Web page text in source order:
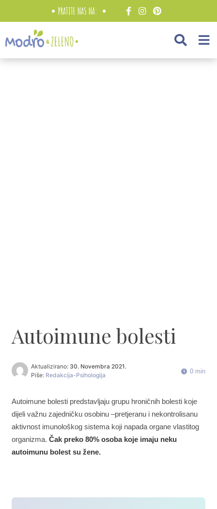
PRATITE NAS NA:
Autoimune bolesti
Aktualizirano: 30. Novembra 2021.
Piše: Redakcija-Psihologija
0 min
Autoimune bolesti predstavljaju grupu hroničnih bolesti koje
dijeli važnu zajedničku osobinu –pretjeranu i nekontrolisanu
aktivnost imunološkog sistema koji napada organe vlastitog
organizma. Čak preko 80% osoba koje imaju neku
autoimunu bolest su žene.